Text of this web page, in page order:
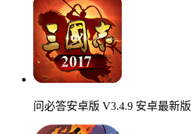
问必答安卓版 V3.4.9 安卓最新版